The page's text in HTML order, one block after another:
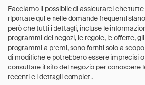
Facciamo il possibile di assicurarci che
riportate qui e nelle domande frequenti
però che tutti i dettagli, incluse le
programmi dei negozi, le regole, le offerte,
programmi a premi, sono forniti solo a
di modifiche e potrebbero essere imprecisi
consultare il sito del negozio per conoscere
recenti e i dettagli completi.